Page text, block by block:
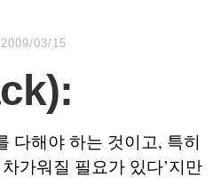
2009/03/15
다해야 하는 것이고, 특히
가워질 필요가 있다’지만